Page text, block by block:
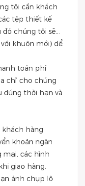
tệp thiết kế
chúng tôi sẽ...
chỉ cho chúng
đúng thời hạn và
khoản ngân
mại, các hình
giao hàng.